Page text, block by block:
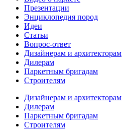
Презентации
Энциклопедия пород
Идеи
Статьи
Вопрос-ответ
Дизайнерам и архитекторам
Дилерам
Паркетным бригадам
Строителям
Дизайнерам и архитекторам
Дилерам
Паркетным бригадам
Строителям